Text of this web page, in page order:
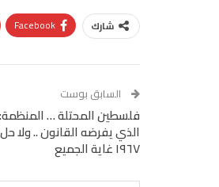
شارك Facebook
السابق بوست
فلسطين المحتلة … المنظمة:
١٩٦٧ غاية الجميع